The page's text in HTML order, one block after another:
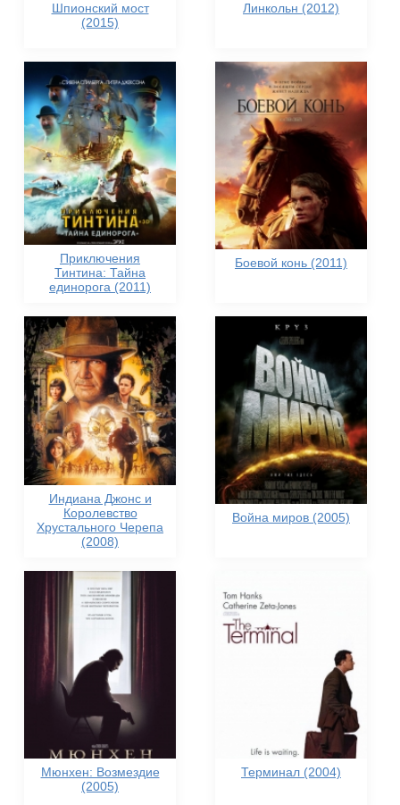
Шпионский мост
(2015)
Линкольн (2012)
Приключения
Тинтина: Тайна
единорога (2011)
Боевой конь (2011)
Индиана Джонс и
Королевство
Хрустального Черепа
(2008)
Война миров (2005)
Мюнхен: Возмездие
(2005)
Терминал (2004)